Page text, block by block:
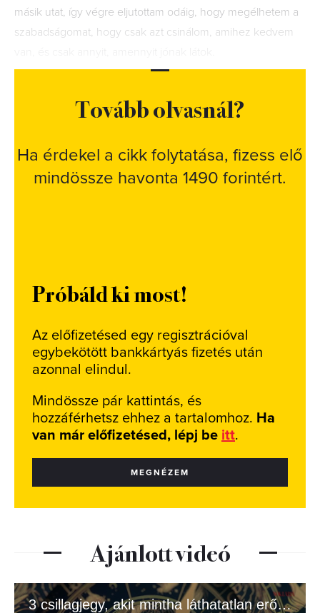
másik utat, így végre eljutottam odáig, hogy megélhetem a
szabadságomat, hogy csak azt csinálom, amihez kedvem
Tovább olvasnál?
Ha érdekel a cikk folytatása, fizess elő
mindössze havonta 1490 forintért.
Próbáld ki most!
Az előfizetésed egy regisztrációval
egybekötött bankkártyás fizetés után
azonnal elindul.
Mindössze pár kattintás, és
hozzáférhetsz ehhez a tartalomhoz. Ha
van már előfizetésed, lépj be itt.
MEGNÉZEM
Ajánlott videó
3 csillagjegy, akit mintha láthatatlan erő védene